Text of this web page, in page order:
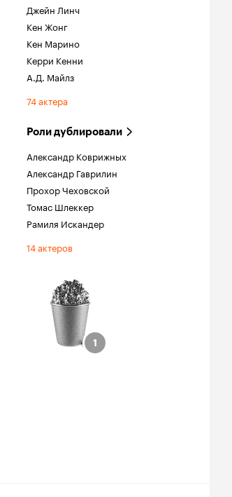
Джейн Линч
Кен Жонг
Кен Марино
Керри Кенни
А.Д. Майлз
74 актера
Роли дублировали
Александр Коврижных
Александр Гаврилин
Прохор Чеховской
Томас Шлеккер
Рамиля Искандер
14 актеров
1
1